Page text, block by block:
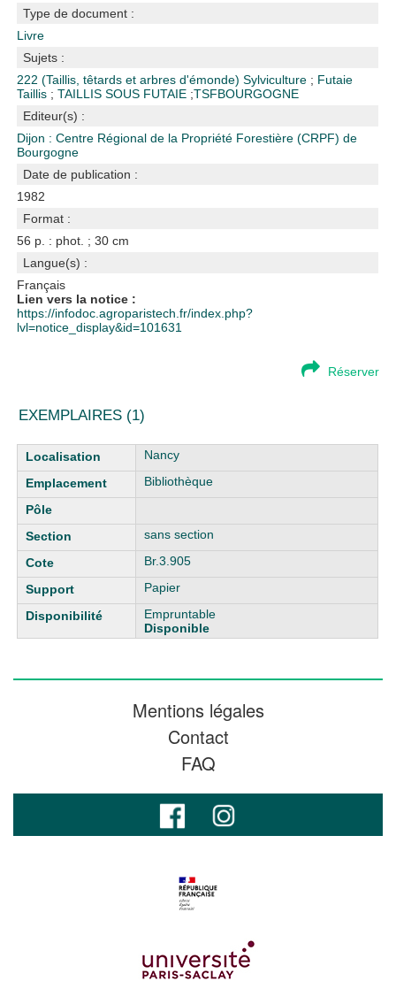
Type de document :
Livre
Sujets :
222 (Taillis, têtards et arbres d'émonde)Sylviculture ; Futaie
Taillis ;TAILLIS SOUS FUTAIE ;TSFBOURGOGNE
Editeur(s) :
Dijon : Centre Régional de la Propriété Forestière (CRPF) de
Bourgogne
Date de publication :
1982
Format :
56 p. : phot. ; 30 cm
Langue(s) :
Français
Lien vers la notice :
https://infodoc.agroparistech.fr/index.php?
lvl=notice_display&id=101631
Réserver
EXEMPLAIRES (1)
Liste des exemplaires
Nancy
Bibliothèque
sans section
Br.3.905
Papier
Empruntable
Disponible
Mentions légales
Contact
FAQ